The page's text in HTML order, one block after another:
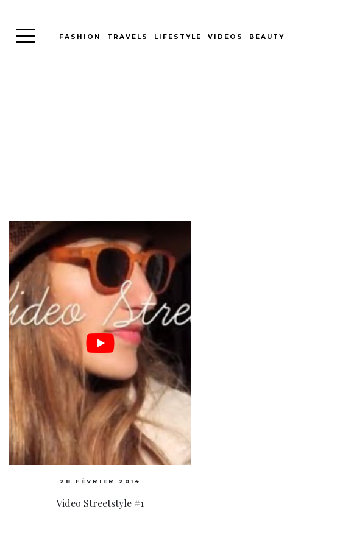
FASHION TRAVELS LIFESTYLE VIDEOS BEAUTY
28 FÉVRIER 2014
Video Streetstyle #1